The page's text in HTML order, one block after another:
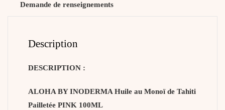
Demande de renseignements
Description
DESCRIPTION :
ALOHA BY INODERMA Huile au Monoï de Tahiti
Pailletée PINK 100ML